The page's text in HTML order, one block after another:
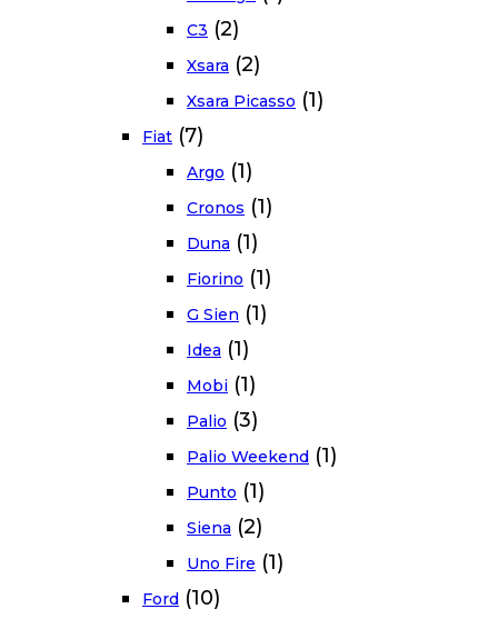
C3 (2)
Xsara (2)
Xsara Picasso (1)
Fiat (7)
Argo (1)
Cronos (1)
Duna (1)
Fiorino (1)
G Sien (1)
Idea (1)
Mobi (1)
Palio (3)
Palio Weekend (1)
Punto (1)
Siena (2)
Uno Fire (1)
Ford (10)